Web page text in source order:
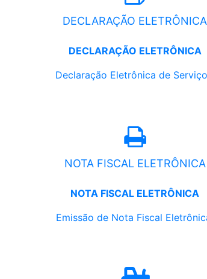
DECLARAÇÃO ELETRÔNICA
DECLARAÇÃO ELETRÔNICA
Declaração Eletrônica de
NOTA FISCAL ELETRÔNICA
NOTA FISCAL ELETRÔNICA
Emissão de Nota Fiscal